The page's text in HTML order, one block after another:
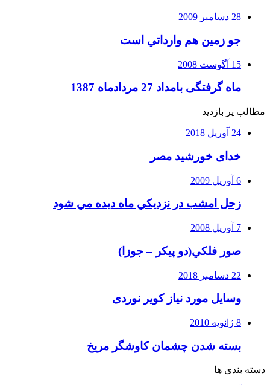
28 دسامبر 2009
جو زمين هم وارداتي است
15 آگوست 2008
ماه گرفتگی بامداد 27 مردادماه 1387
مطالب پر بازدید
24 آوریل 2018
خدای خورشید مصر
6 آوریل 2009
زحل امشب در نزديكي ماه ديده مي شود
7 آوریل 2008
صور فلكي(دو پیکر – جوزا)
22 دسامبر 2018
وسایل مورد نیاز کویر نوردی
8 ژانویه 2010
بسته شدن چشمان کاوشگر مريخ
دسته بندی ها